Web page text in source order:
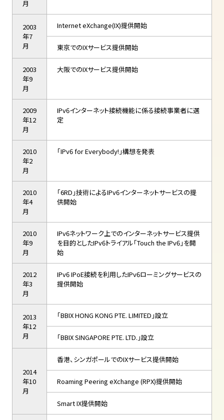
月
2003
年7
月
Internet eXchange(IX)提供開始
東京でのIXサービス提供開始
2003
年9
月
大阪でのIXサービス提供開始
2009
年12
月
IPv6インターネット接続機能に係る接続事業者に選
定
2010
年2
月
「IPv6 for Everybody!」構想を発表
2010
年4
月
「6RD」技術によるIPv6インターネットサービスの提
供開始
2010
年9
月
IPv6ネットワーク上でのインターネットサービス提供
を目的としたIPv6トライアル「Touch the IPv6」を開
始
2012
年3
月
IPv6 IPoE接続を利用したIPv6ローミングサービスの
提供開始
2013
年12
月
「BBIX HONG KONG PTE. LIMITED」設立
「BBIX SINGAPORE PTE. LTD.」設立
2014
年10
月
香港、シンガポールでのIXサービス提供開始
Roaming Peering eXchange (RPX)提供開始
Smart IX提供開始